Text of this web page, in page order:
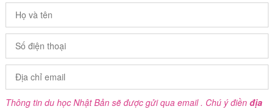
Thông tin du học Nhật Bản sẽ được gửi qua email . Chú ý điền địa